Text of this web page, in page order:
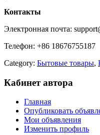
Контакты
Электронная почта:
Телефон: +86 18676755187
Category: Бытовые товары,
Кабинет автора
Главная
Опубликовать
Мои объявления
Изменить профиль